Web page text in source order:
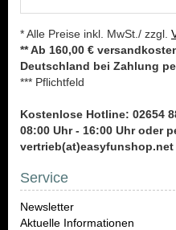
* Alle Preise inkl. MwSt./ zzgl.
** Ab 160,00 €
Deutschland bei Zahlung
*** Pflichtfeld
Kostenlose Hotline: 02654
08:00 Uhr - 16:00 Uhr oder
vertrieb(at)easyfunshop.net
Service
Newsletter
Aktuelle Informationen